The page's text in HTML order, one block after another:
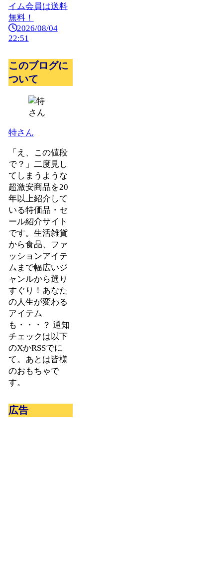
イム会員は送料
無料！
2026/08/04
22:51
このブログに
ついて
特さん
「え、この値段
で？」二度見し
てしまうような
超激安商品を20
年以上紹介して
いる特価品・セ
ール紹介サイト
です。生活雑貨
から食品、ファ
ッションアイテ
ムまで幅広いジ
ャンルから選り
すぐり！あなた
の人生が変わる
アイテム
も・・・？ 通知
チェックは以下
のXかRSSでに
て。あとは皆様
のおもちゃで
す。
広告